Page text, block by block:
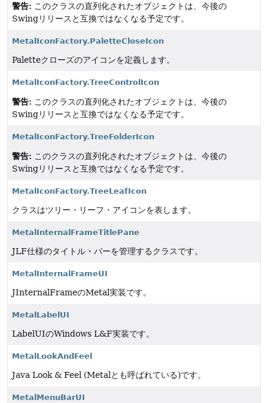
警告: このクラスの直列化されたオブジェクトは、今後の
Swingリリースと互換ではなくなる予定です。
MetalIconFactory.PaletteCloseIcon
Paletteクローズのアイコンを定義します。
MetalIconFactory.TreeControlIcon
警告: このクラスの直列化されたオブジェクトは、今後の
Swingリリースと互換ではなくなる予定です。
MetalIconFactory.TreeFolderIcon
警告: このクラスの直列化されたオブジェクトは、今後の
Swingリリースと互換ではなくなる予定です。
MetalIconFactory.TreeLeafIcon
クラスはツリー・リーフ・アイコンを表します。
MetalInternalFrameTitlePane
JLF仕様のタイトル・バーを管理するクラスです。
MetalInternalFrameUI
JInternalFrameのMetal実装です。
MetalLabelUI
LabelUIのWindows L&F実装です。
MetalLookAndFeel
Java Look & Feel (Metalとも呼ばれている)です。
MetalMenuBarUI